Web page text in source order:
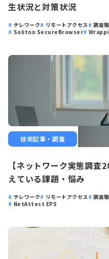
生状況と対策状況
テレワーク リモートアクセス 調査
Soliton SecureBrowser
技術記事・調査
【ネットワーク実態調
えている課題・悩み
テレワーク リモートアクセス 調査
NetAttest EPS